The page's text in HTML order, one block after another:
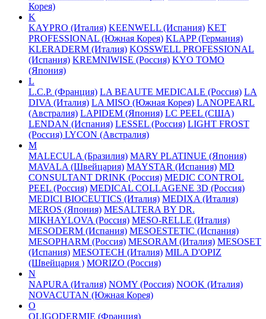
Корея)
K
KAYPRO (Италия) KEENWELL (Испания) KET
PROFESSIONAL (Южная Корея) KLAPP (Германия)
KLERADERM (Италия) KOSSWELL PROFESSIONAL
(Испания) KREMNIWISE (Россия) KYO TOMO
(Япония)
L
L.C.P. (Франция) LA BEAUTE MEDICALE (Россия) LA
DIVA (Италия) LA MISO (Южная Корея) LANOPEARL
(Австралия) LAPIDEM (Япония) LC PEEL (США)
LENDAN (Испания) LESSEL (Россия) LIGHT FROST
(Россия) LYCON (Австралия)
M
MALECULA (Бразилия) MARY PLATINUE (Япония)
MAVALA (Швейцария) MAYSTAR (Испания) MD
CONSULTANT DRINK (Россия) MEDIC CONTROL
PEEL (Россия) MEDICAL COLLAGENE 3D (Россия)
MEDICI BIOCEUTICS (Италия) MEDIXA (Италия)
MEROS (Япония) MESALTERA BY DR.
MIKHAYLOVA (Россия) MESO-RELLE (Италия)
MESODERM (Испания) MESOESTETIC (Испания)
MESOPHARM (Россия) MESORAM (Италия) MESOSET
(Испания) MESOTECH (Италия) MILA D'OPIZ
(Швейцария ) MORIZO (Россия)
N
NAPURA (Италия) NOMY (Россия) NOOK (Италия)
NOVACUTAN (Южная Корея)
O
OLIGODERMIE (Франция)